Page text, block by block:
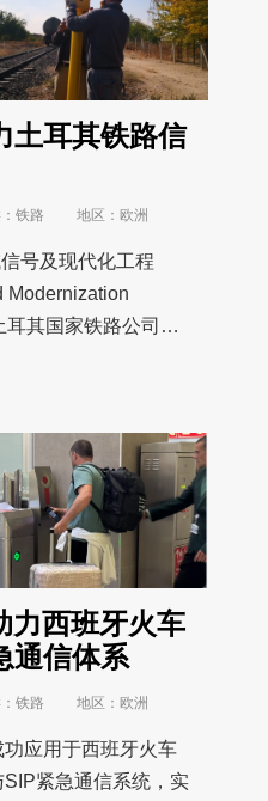
土耳其铁路信
：铁路 地区：欧洲
号及现代化工程
Modernization
其国家铁路公司
信号系统现代化水
力西班牙火车
通信体系
：铁路 地区：欧洲
应用于西班牙火车
紧急通信系统，实